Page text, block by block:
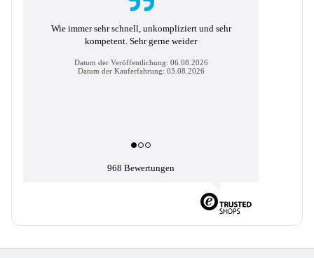
Wie immer sehr schnell, unkompliziert und sehr
kompetent. Sehr gerne weider
Datum der Veröffentlichung: 06.08.2026
Datum der Kauferfahrung: 03.08.2026
968 Bewertungen